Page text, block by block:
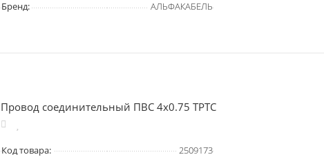
Бренд:
АЛЬФАКАБЕЛЬ
Провод соединительный ПВС 4х0.75 ТРТС
Код товара:
2509173